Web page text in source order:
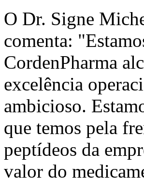
O Dr. Signe
comenta:
CordenPharma
excelência
ambicioso.
que temos pela
peptídeos da
valor do